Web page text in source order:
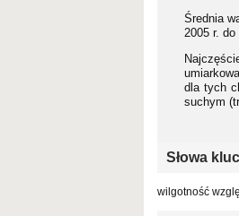
Średnia
2005 r.
dla tych
suchym
Słowa
wilgotność